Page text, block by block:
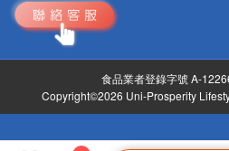
食品業者登錄字號 A-
Copyright©2026 Uni-Prosperity